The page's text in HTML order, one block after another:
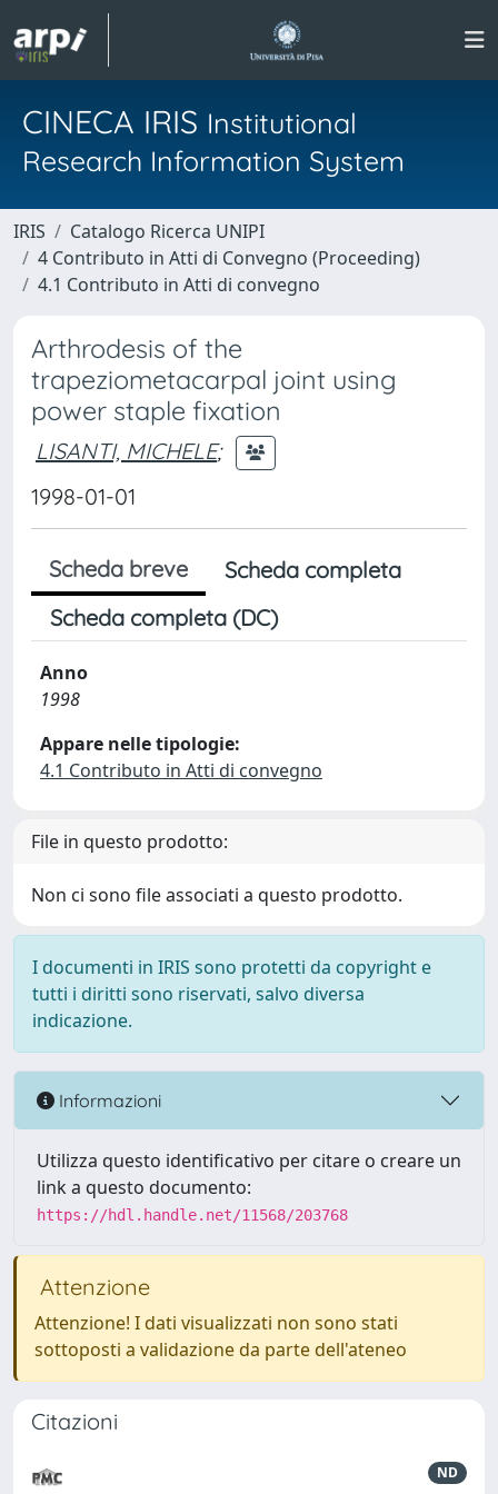
CINECA IRIS Institutional
Research Information System
IRIS
Catalogo Ricerca UNIPI
4 Contributo in Atti di Convegno (Proceeding)
4.1 Contributo in Atti di convegno
Arthrodesis of the
trapeziometacarpal joint using
power staple fixation
LISANTI, MICHELE;
1998-01-01
Scheda breve
Scheda completa
Scheda completa (DC)
Anno
1998
Appare nelle tipologie:
4.1 Contributo in Atti di convegno
File in questo prodotto:
Non ci sono file associati a questo prodotto.
I documenti in IRIS sono protetti da copyright e
tutti i diritti sono riservati, salvo diversa
indicazione.
Informazioni
Utilizza questo identificativo per citare o creare un
link a questo documento:
https://hdl.handle.net/11568/203768
Attenzione
Attenzione! I dati visualizzati non sono stati
sottoposti a validazione da parte dell'ateneo
Citazioni
ND